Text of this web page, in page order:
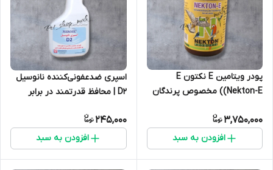
پودر ویتامین E نکتون E
(Nekton-E) مخصوص پرندگان
3,750,000
افزودن به سبد
اسپری ضدعفونی‌کننده نانوسیل
D2 | محافظ قدرتمند در برابر
245,000
افزودن به سبد